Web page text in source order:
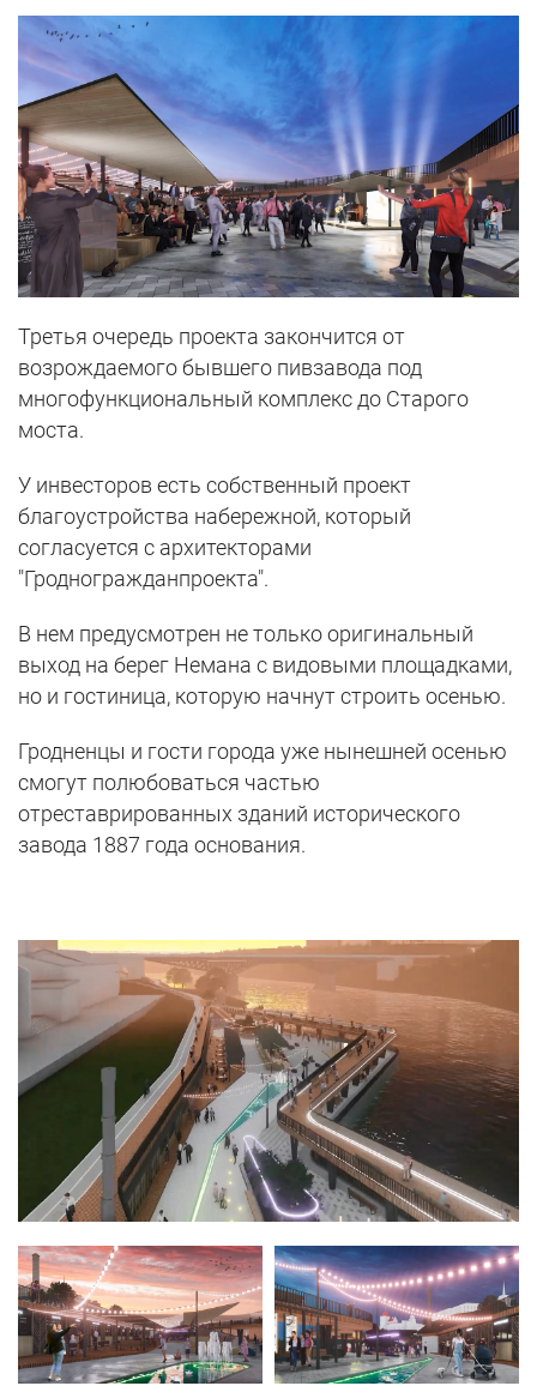
Третья очередь проекта закончится от
возрождаемого бывшего пивзавода под
многофункциональный комплекс до Старого
моста.
У инвесторов есть собственный проект
благоустройства набережной, который
согласуется с архитекторами
"Гродногражданпроекта".
В нем предусмотрен не только оригинальный
выход на берег Немана с видовыми площадками,
но и гостиница, которую начнут строить осенью.
Гродненцы и гости города уже нынешней осенью
смогут полюбоваться частью
отреставрированных зданий исторического
завода 1887 года основания.